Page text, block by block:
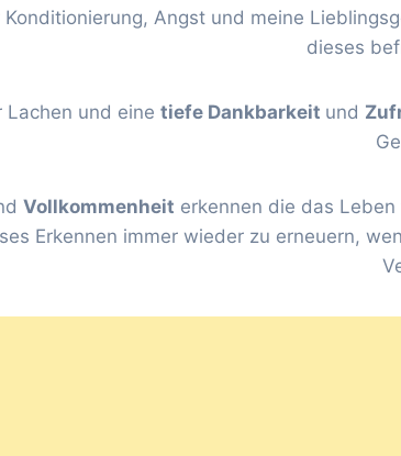
Angst und meine
dieses
Lachen und eine tiefe Dankbarkeit und
Vollkommenheit erkennen die das Leben
Erkennen immer wieder zu erneuern,